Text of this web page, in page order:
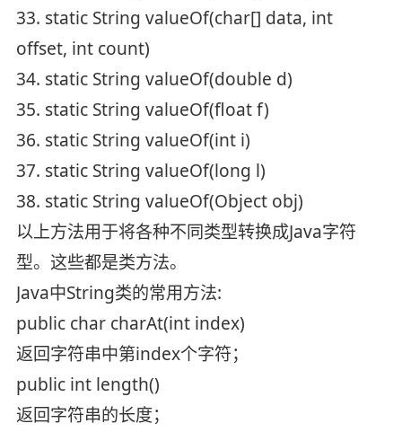
33. static String valueOf(char[] data, int
offset, int count)
34. static String valueOf(double d)
35. static String valueOf(float f)
36. static String valueOf(int i)
37. static String valueOf(long l)
38. static String valueOf(Object obj)
以上方法用于将各种不同类型转换成Java字符
型。这些都是类方法。
Java中String类的常用方法:
public char charAt(int index)
返回字符串中第index个字符；
public int length()
返回字符串的长度；